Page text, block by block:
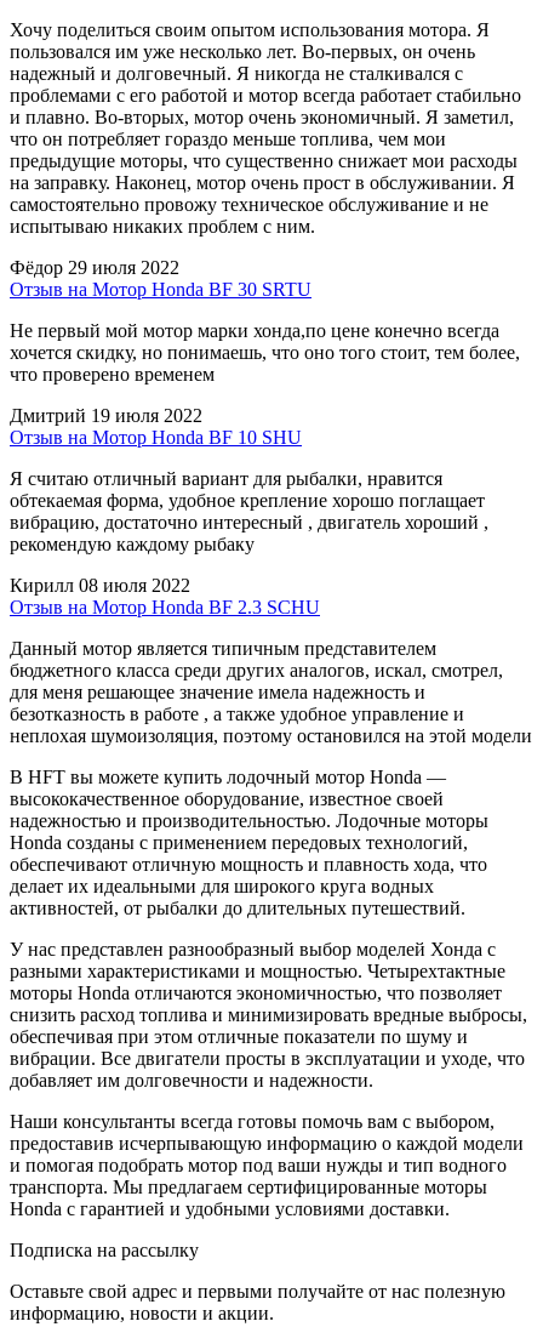
Хочу поделиться своим опытом использования мотора. Я
пользовался им уже несколько лет. Во-первых, он очень
надежный и долговечный. Я никогда не сталкивался с
проблемами с его работой и мотор всегда работает стабильно
и плавно. Во-вторых, мотор очень экономичный. Я заметил,
что он потребляет гораздо меньше топлива, чем мои
предыдущие моторы, что существенно снижает мои расходы
на заправку. Наконец, мотор очень прост в обслуживании. Я
самостоятельно провожу техническое обслуживание и не
испытываю никаких проблем с ним.
Фёдор 29 июля 2022
Отзыв на Мотор Honda BF 30 SRTU
Не первый мой мотор марки хонда,по цене конечно всегда
хочется скидку, но понимаешь, что оно того стоит, тем более,
что проверено временем
Дмитрий 19 июля 2022
Отзыв на Мотор Honda BF 10 SHU
Я считаю отличный вариант для рыбалки, нравится
обтекаемая форма, удобное крепление хорошо поглащает
вибрацию, достаточно интересный , двигатель хороший ,
рекомендую каждому рыбаку
Кирилл 08 июля 2022
Отзыв на Мотор Honda BF 2.3 SCHU
Данный мотор является типичным представителем
бюджетного класса среди других аналогов, искал, смотрел,
для меня решающее значение имела надежность и
безотказность в работе , а также удобное управление и
неплохая шумоизоляция, поэтому остановился на этой модели
В HFT вы можете купить лодочный мотор Honda —
высококачественное оборудование, известное своей
надежностью и производительностью. Лодочные моторы
Honda созданы с применением передовых технологий,
обеспечивают отличную мощность и плавность хода, что
делает их идеальными для широкого круга водных
активностей, от рыбалки до длительных путешествий.
У нас представлен разнообразный выбор моделей Хонда с
разными характеристиками и мощностью. Четырехтактные
моторы Honda отличаются экономичностью, что позволяет
снизить расход топлива и минимизировать вредные выбросы,
обеспечивая при этом отличные показатели по шуму и
вибрации. Все двигатели просты в эксплуатации и уходе, что
добавляет им долговечности и надежности.
Наши консультанты всегда готовы помочь вам с выбором,
предоставив исчерпывающую информацию о каждой модели
и помогая подобрать мотор под ваши нужды и тип водного
транспорта. Мы предлагаем сертифицированные моторы
Honda с гарантией и удобными условиями доставки.
Подписка на рассылку
Оставьте свой адрес и первыми получайте от нас полезную
информацию, новости и акции.